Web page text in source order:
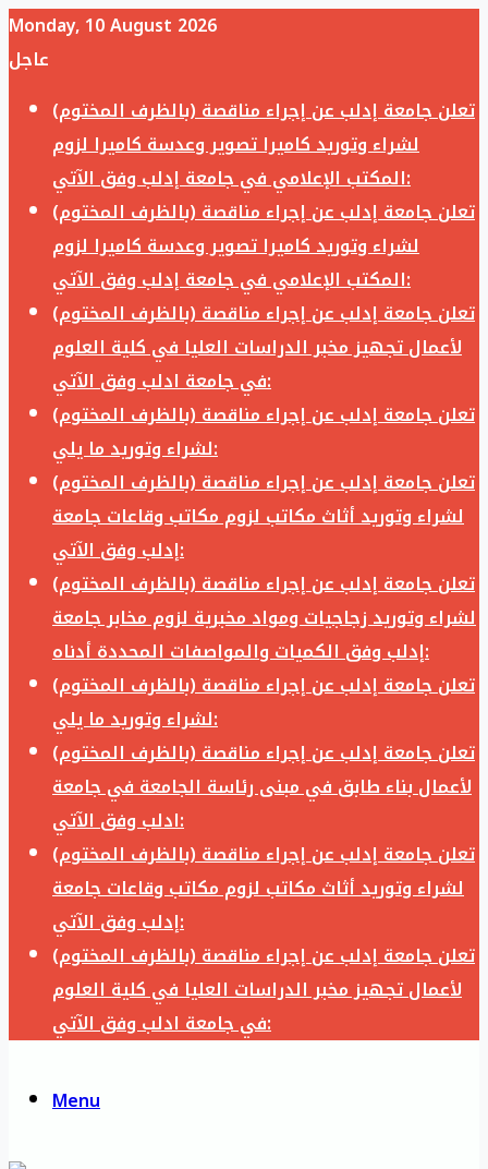
Monday, 10 August 2026
عاجل
تعلن جامعة إدلب عن إجراء مناقصة (بالظرف المختوم)
لشراء وتوريد كاميرا تصوير وعدسة كاميرا لزوم
المكتب الإعلامي في جامعة إدلب وفق الآتي:
تعلن جامعة إدلب عن إجراء مناقصة (بالظرف المختوم)
لشراء وتوريد كاميرا تصوير وعدسة كاميرا لزوم
المكتب الإعلامي في جامعة إدلب وفق الآتي:
تعلن جامعة إدلب عن إجراء مناقصة (بالظرف المختوم)
لأعمال تجهيز مخبر الدراسات العليا في كلية العلوم
في جامعة ادلب وفق الآتي:
تعلن جامعة إدلب عن إجراء مناقصة (بالظرف المختوم)
لشراء وتوريد ما يلي:
تعلن جامعة إدلب عن إجراء مناقصة (بالظرف المختوم)
لشراء وتوريد أثاث مكاتب لزوم مكاتب وقاعات جامعة
إدلب وفق الآتي:
تعلن جامعة إدلب عن إجراء مناقصة (بالظرف المختوم)
لشراء وتوريد زجاجيات ومواد مخبرية لزوم مخابر جامعة
إدلب وفق الكميات والمواصفات المحددة أدناه:
تعلن جامعة إدلب عن إجراء مناقصة (بالظرف المختوم)
لشراء وتوريد ما يلي:
تعلن جامعة إدلب عن إجراء مناقصة (بالظرف المختوم)
لأعمال بناء طابق في مبنى رئاسة الجامعة في جامعة
ادلب وفق الآتي:
تعلن جامعة إدلب عن إجراء مناقصة (بالظرف المختوم)
لشراء وتوريد أثاث مكاتب لزوم مكاتب وقاعات جامعة
إدلب وفق الآتي:
تعلن جامعة إدلب عن إجراء مناقصة (بالظرف المختوم)
لأعمال تجهيز مخبر الدراسات العليا في كلية العلوم
في جامعة ادلب وفق الآتي:
Menu